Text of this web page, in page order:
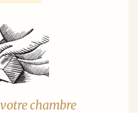
chambre